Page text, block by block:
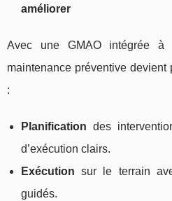
améliorer
Avec une GMAO intégrée
maintenance préventive
:
Planification des
d’exécution clairs.
Exécution sur le terrain
guidés.